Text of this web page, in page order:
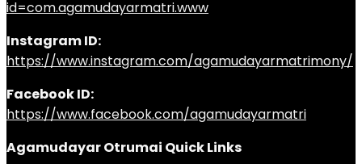
id=com.agamudayarmatri.www
Instagram ID:
https://www.instagram.com/agamudayarmatrimony/
Facebook ID:
https://www.facebook.com/agamudayarmatri
Agamudayar Otrumai Quick Links